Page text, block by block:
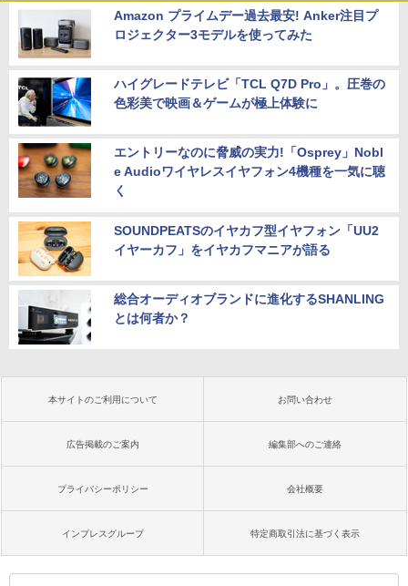
Amazon プライムデー過去最安! Anker注目プ
ロジェクター3モデルを使ってみた
ハイグレードテレビ「TCL Q7D Pro」。圧巻の
色彩美で映画＆ゲームが極上体験に
エントリーなのに脅威の実力!「Osprey」Nobl
e Audioワイヤレスイヤフォン4機種を一気に聴
く
SOUNDPEATSのイヤカフ型イヤフォン「UU2
イヤーカフ」をイヤカフマニアが語る
総合オーディオブランドに進化するSHANLING
とは何者か？
本サイトのご利用について お問い合わせ
広告掲載のご案内 編集部へのご連絡
プライバシーポリシー 会社概要
インプレスグループ 特定商取引法に基づく表示